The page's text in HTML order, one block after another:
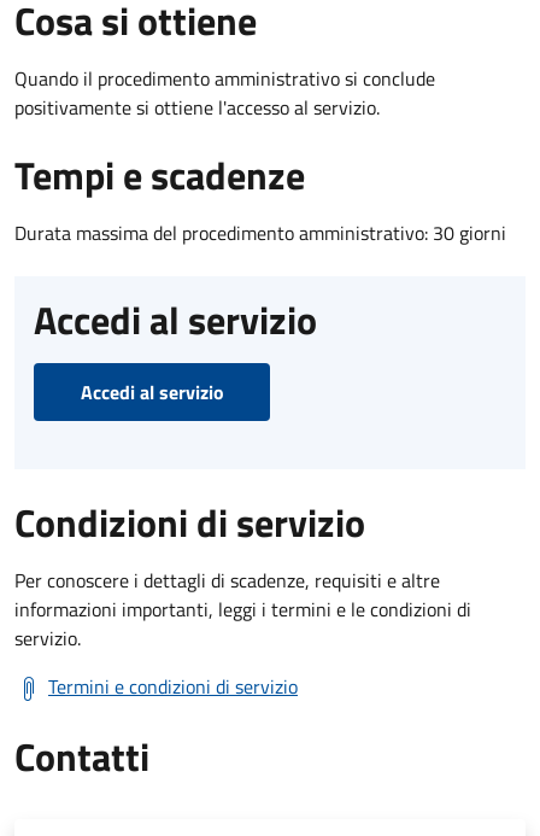
Cosa si ottiene
Quando il procedimento amministrativo si conclude
positivamente si ottiene l'accesso al servizio.
Tempi e scadenze
Durata massima del procedimento amministrativo: 30 giorni
Accedi al servizio
Accedi al servizio
Condizioni di servizio
Per conoscere i dettagli di scadenze, requisiti e altre
informazioni importanti, leggi i termini e le condizioni di
servizio.
Termini e condizioni di servizio
Contatti